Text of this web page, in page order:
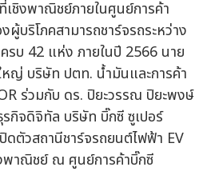
ชิงพาณิชย์ภายในศูนย์การค้า
บริโภคสามารถชาร์จรถระหว่าง
บ 42 แห่ง ภายในปี 2566 นาย
หญ่ บริษัท ปตท. น้ำมันและการค้า
ร่วมกับ ดร. ปิยะวรรณ ปิยะพงษ์
รกิจดิจิทัล บริษัท บิ๊กซี ซูเปอร์
ดตัวสถานีชาร์จรถยนต์ไฟฟ้า EV
าณิชย์ ณ ศูนย์การค้าบิ๊กซี